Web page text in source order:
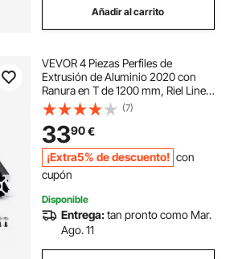
Añadir al carrito
VEVOR 4 Piezas Perfiles de
Extrusión de Aluminio 2020 con
Ranura en T de 1200 mm, Riel Lineal
Anodizado de Alta Resistencia para
Impresora 3D, Máquina CNC (DIY),
Grabado Láser, Color Negro
(7)
3390€
¡Extra5% de descuento! con
cupón
Disponible
Entrega:tan pronto como Mar.
Ago. 11